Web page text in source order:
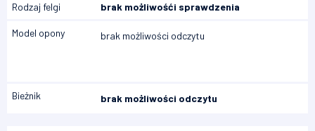
Rodzaj felgi brak możliwośći sprawdzenia
Model opony brak możliwości odczytu
Bieżnik brak możliwości odczytu